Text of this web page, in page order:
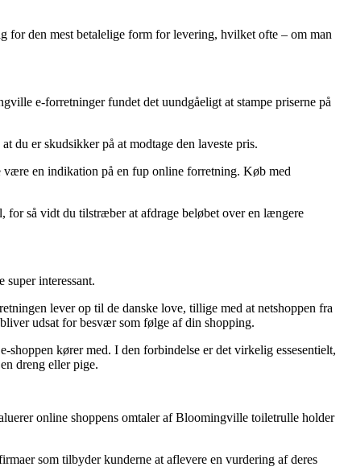
for den mest betalelige form for levering, hvilket ofte – om man
e-forretninger fundet det uundgåeligt at stampe priserne på
du er skudsikker på at modtage den laveste pris.
en indikation på en fup online forretning. Køb med
for så vidt du tilstræber at afdrage beløbet over en længere
interessant.
lever op til de danske love, tillige med at netshoppen fra
udsat for besvær som følge af din shopping.
kører med. I den forbindelse er det virkelig essesentielt,
dreng eller pige.
online shoppens omtaler af Bloomingville toiletrulle holder
som tilbyder kunderne at aflevere en vurdering af deres